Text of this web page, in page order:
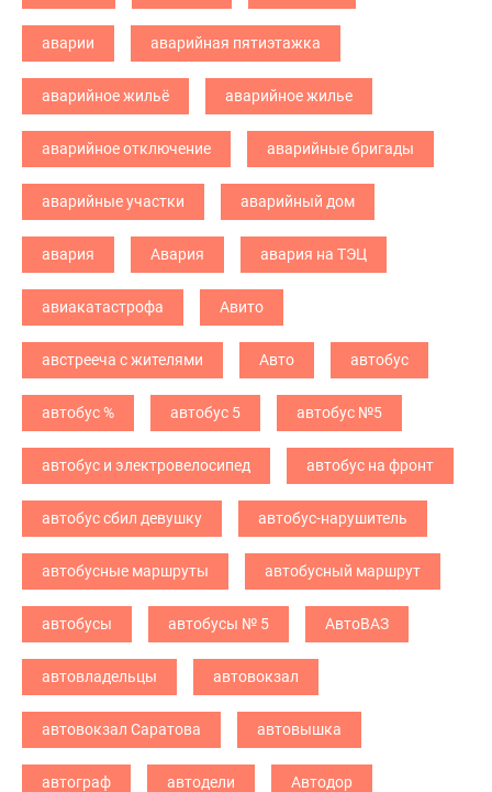
аварии аварийная пятиэтажка
аварийное жильё аварийное жилье
аварийное отключение аварийные бригады
аварийные участки аварийный дом
авария Авария авария на ТЭЦ
авиакатастрофа Авито
австрееча с жителями Авто автобус
автобус % автобус 5 автобус №5
автобус и электровелосипед автобус на фронт
автобус сбил девушку автобус-нарушитель
автобусные маршруты автобусный маршрут
автобусы автобусы № 5 АвтоВАЗ
автовладельцы автовокзал
автовокзал Саратова автовышка
автограф автодели Автодор